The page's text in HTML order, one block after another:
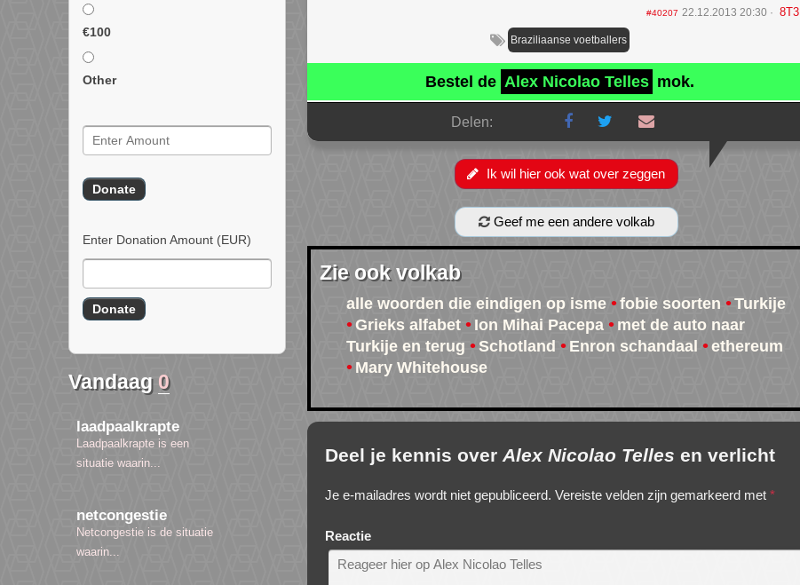
€100
Other
Enter Donation Amount (EUR)
Vandaag 0
laadpaalkrapte
Laadpaalkrapte is een
situatie waarin...
netcongestie
Netcongestie is de situatie
waarin...
#40207 22.12.2013 20:30 8T3
Braziliaanse voetballers
Bestel de Alex Nicolao Telles mok.
Delen:
Ik wil hier ook wat over zeggen
Geef me een andere volkab
Zie ook volkab
alle woorden die eindigen op isme fobie soorten
Turkije
Grieks alfabet
Ion Mihai Pacepa
met de auto naar
Turkije en terug
Schotland Enron schandaal
ethereum
Mary Whitehouse
Deel je kennis over Alex Nicolao Telles en verlicht
Je e-mailadres wordt niet gepubliceerd. Vereiste velden zijn gemarkeerd met *
Reactie